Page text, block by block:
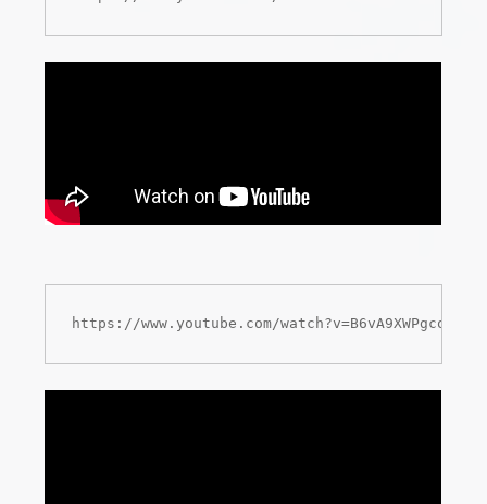
https://www.youtube.com/watch?v=B6vA9XWPgco